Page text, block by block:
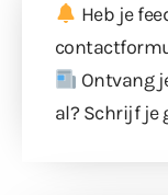
Heb je
Ontvang
al? Schrijf je